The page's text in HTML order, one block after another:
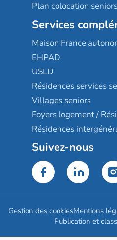
Plan colocation seniors
Services
Maison France
EHPAD
USLD
Résidences services
Villages seniors
Foyers logement /
Résidences
Suivez-nous
Gestion des cookiesMentions
Publication et